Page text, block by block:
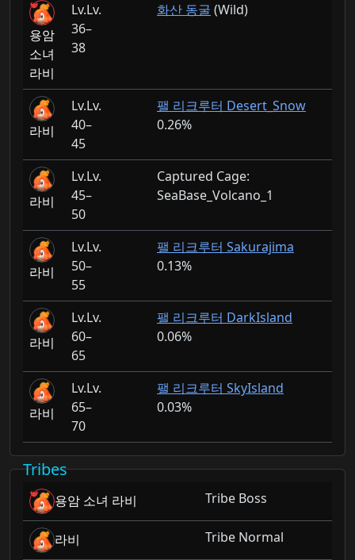
용암
소녀
라비
Lv.
36–
38
화산 동굴 (Wild)
라비
Lv.
40–
45
팰 리크루터 Desert_Snow
0.26%
라비
Lv.
45–
50
Captured Cage:
SeaBase_Volcano_1
라비
Lv.
50–
55
팰 리크루터 Sakurajima
0.13%
라비
Lv.
60–
65
팰 리크루터 DarkIsland
0.06%
라비
Lv.
65–
70
팰 리크루터 SkyIsland
0.03%
Tribes
용암 소녀 라비 Tribe Boss
라비 Tribe Normal